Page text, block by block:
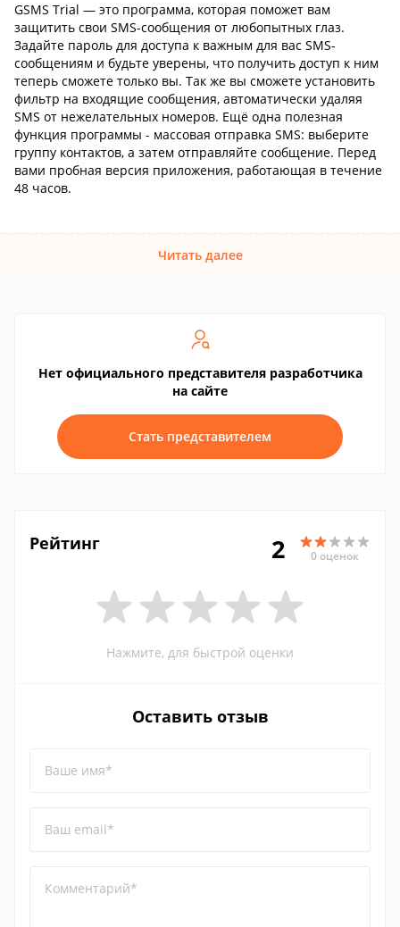
GSMS Trial — это программа, которая поможет вам
защитить свои SMS-сообщения от любопытных глаз.
Задайте пароль для доступа к важным для вас SMS-
сообщениям и будьте уверены, что получить доступ к ним
теперь сможете только вы. Так же вы сможете установить
фильтр на входящие сообщения, автоматически удаляя
SMS от нежелательных номеров. Ещё одна полезная
функция программы - массовая отправка SMS: выберите
группу контактов, а затем отправляйте сообщение. Перед
вами пробная версия приложения, работающая в течение
48 часов.
Читать далее
Нет официального представителя разработчика
на сайте
Стать представителем
Рейтинг 2 0 оценок
Нажмите, для быстрой оценки
Оставить отзыв
Ваше имя*
Ваш email*
Комментарий*